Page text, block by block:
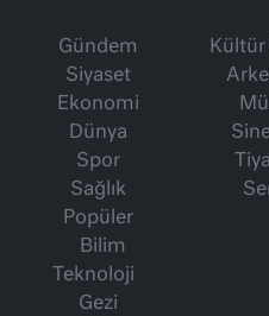
Gündem
Siyaset
Ekonomi
Dünya
Spor
Sağlık
Popüler
Bilim
Teknoloji
Gezi